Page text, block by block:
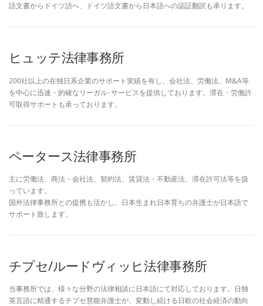
語文書からドイツ語へ、ドイツ語文書から日本語への認証翻訳も承ります。
ヒュッテ法律事務所
200社以上の在独日系企業のサポート実績を有し、会社法、労働法、M&A等
を中心に迅速・的確なリーガル･サービスを提供しております。滞在・労働許
可取得サポートも承っております。
ペータース法律事務所
主に労働法、商法・会社法、契約法、賃貸法・不動産法、滞在許可法等を扱
っています。
国外法律事務所との提携も活かし、日本生まれ日本育ちの弁護士が日本語で
サポート致します。
チプセ/ルードヴィッヒ法律事務所
当事務所では、様々な分野の法律相談に日本語にて対応しております。日独
英言語に精通するチプセ慧能弁護士が、変動し続ける日欧の社会経済の動向